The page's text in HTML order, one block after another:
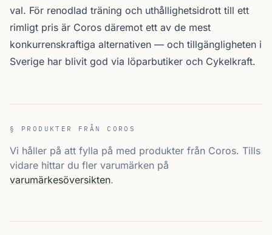
val. För renodlad träning och uthållighets­idrott till ett
rimligt pris är Coros däremot ett av de mest
konkurrenskraftiga alternativen — och tillgängligheten i
Sverige har blivit god via löparbutiker och Cykelkraft.
§ PRODUKTER FRÅN COROS
Vi håller på att fylla på med produkter från Coros. Tills
vidare hittar du fler varumärken på
varumärkesöversikten.